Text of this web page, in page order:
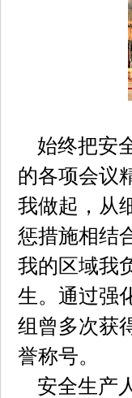
始终把安
的各项会议
我做起，从
惩措施相结
我的区域我
生。通过强
组曾多次获
誉称号。
安全生产